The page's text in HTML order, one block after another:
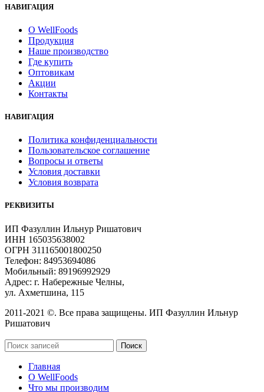
НАВИГАЦИЯ
О WellFoods
Продукция
Наше производство
Где купить
Оптовикам
Акции
Контакты
НАВИГАЦИЯ
Политика конфиденциальности
Пользовательское соглашение
Вопросы и ответы
Условия доставки
Условия возврата
РЕКВИЗИТЫ
ИП Фазуллин Ильнур Ришатович
ИНН 165035638002
ОГРН 311165001800250
Телефон: 84953694086
Мобильный: 89196992929
Адрес: г. Набережные Челны,
ул. Ахметшина, 115
2011-2021 ©. Все права защищены. ИП Фазуллин Ильнур
Ришатович
Поиск
Главная
О WellFoods
Что мы производим